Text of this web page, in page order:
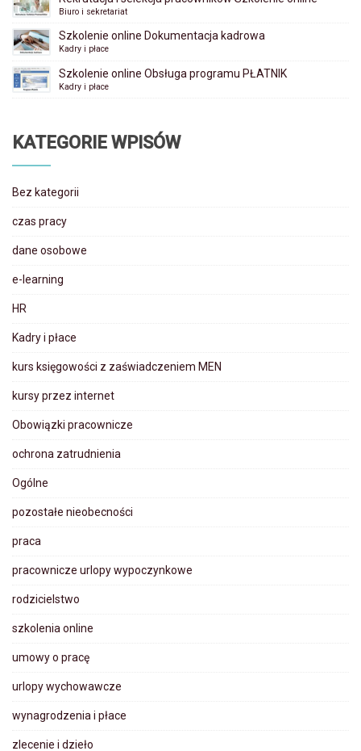
Biuro i sekretariat
Szkolenie online Dokumentacja kadrowa
Kadry i płace
Szkolenie online Obsługa programu PŁATNIK
Kadry i płace
KATEGORIE WPISÓW
Bez kategorii
czas pracy
dane osobowe
e-learning
HR
Kadry i płace
kurs księgowości z zaświadczeniem MEN
kursy przez internet
Obowiązki pracownicze
ochrona zatrudnienia
Ogólne
pozostałe nieobecności
praca
pracownicze urlopy wypoczynkowe
rodzicielstwo
szkolenia online
umowy o pracę
urlopy wychowawcze
wynagrodzenia i płace
zlecenie i dzieło